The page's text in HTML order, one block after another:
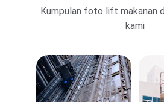
Kumpulan foto lift makanan
kami